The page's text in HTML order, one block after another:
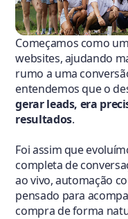
Começamos como
websites, ajudando
rumo a uma
entendemos que o
gerar leads, era
resultados.
Foi assim que
completa de
ao vivo, automação
pensado para
compra de forma